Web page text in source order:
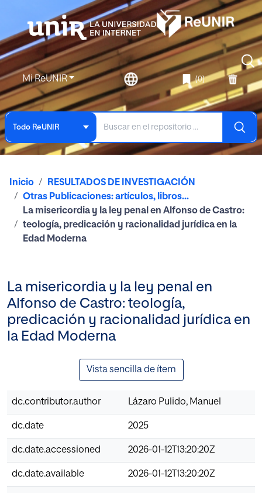
Mi ReUNIR (0)
Todo ReUNIR
Inicio
RESULTADOS DE INVESTIGACIÓN
Otras Publicaciones: artículos, libros...
La misericordia y la ley penal en Alfonso de Castro:
teología, predicación y racionalidad jurídica en la
Edad Moderna
La misericordia y la ley penal en
Alfonso de Castro: teología,
predicación y racionalidad jurídica en
la Edad Moderna
Vista sencilla de ítem
dc.contributor.author Lázaro Pulido, Manuel
dc.date 2025
dc.date.accessioned 2026-01-12T13:20:20Z
dc.date.available 2026-01-12T13:20:20Z